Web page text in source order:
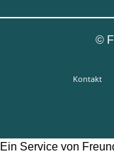
©
Kontakt
Ein Service von